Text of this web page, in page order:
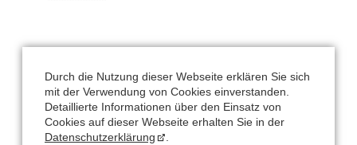
CANTIENICA®-STUDIO Nataly Leufgen
Kaarst – Düsseldorf
Klausnerstraße 26
Durch die Nutzung dieser Webseite erklären Sie sich
mit der Verwendung von Cookies einverstanden.
Detaillierte Informationen über den Einsatz von
Cookies auf dieser Webseite erhalten Sie in der
Datenschutzerklärung